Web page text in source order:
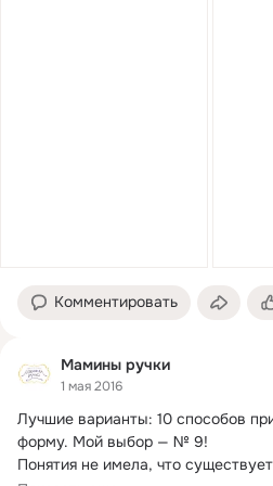
Комментировать
Мамины ручки
1 мая 2016
Лучшие варианты: 10 способов
форму. Мой выбор — № 9!
Понятия не имела, что